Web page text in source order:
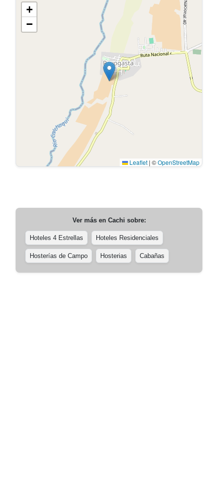
+
−
Leaflet | ©OpenStreetMap
Ver más en Cachi sobre:
Hoteles 4 Estrellas Hoteles Residenciales
Hosterías de Campo Hosterias Cabañas